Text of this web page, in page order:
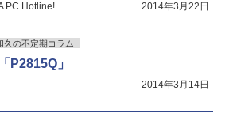
PC Hotline! 2014年3月22日
久の不定期コラム
P2815Q」
2014年3月14日